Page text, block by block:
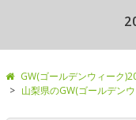
GW(ゴールデンウィーク
山梨県のGW(ゴールデン